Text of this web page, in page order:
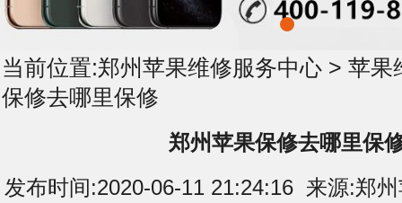
当前位置:郑州苹果维修服务中心 > 苹果
保修去哪里保修
郑州苹果保修去哪里保
发布时间:2020-06-11 21:24:16 来源:郑